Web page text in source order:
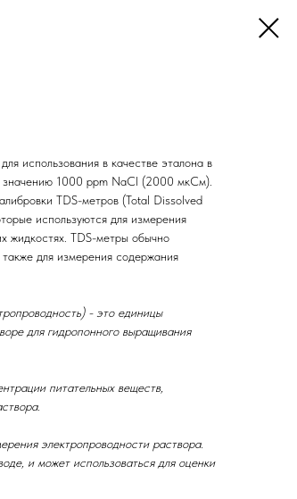
использования в качестве эталона в
значению 1000 ppm NaCl (2000 мкСм).
TDS-метров (Total Dissolved
используются для измерения
жидкостях. TDS-метры обычно
для измерения содержания
- это единицы
для гидропонного выращивания
питательных веществ,
электропроводности раствора.
и может использоваться для оценки